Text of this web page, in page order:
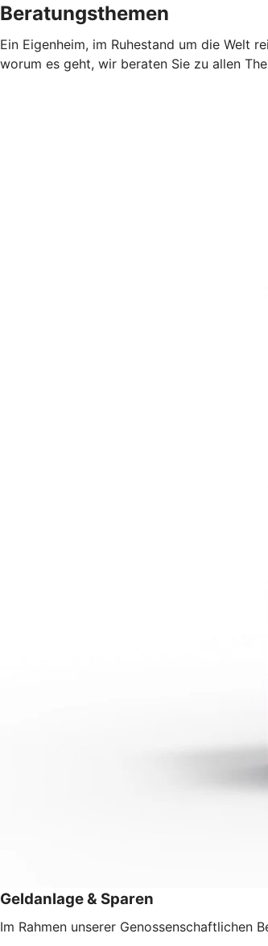
Beratungsthemen
Ein Eigenheim, im Ruhestand um die Welt
worum es geht, wir beraten Sie zu allen
Geldanlage & Sparen
Im Rahmen unserer Genossenschaftlichen